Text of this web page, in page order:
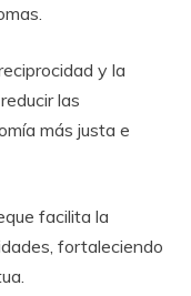
y la
las
más justa e
facilita la
fortaleciendo